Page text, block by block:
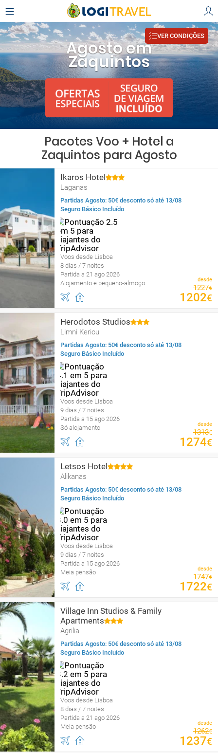
Agosto em
Zaquintos
VER CONDIÇÕES
Pacotes Voo + Hotel a
Zaquintos para Agosto
Ikaros Hotel
Laganas
Partidas Agosto: 50€ desconto só até 13/08
Seguro Básico Incluído
Voos desde Lisboa
8 dias / 7 noites
Partida a 21 ago 2026
Alojamento e pequeno-almoço
desde
1227€
1202€
Herodotos Studios
Limni Keriou
Partidas Agosto: 50€ desconto só até 13/08
Seguro Básico Incluído
Voos desde Lisboa
9 dias / 7 noites
Partida a 15 ago 2026
Só alojamento
desde
1313€
1274€
Letsos Hotel
Alikanas
Partidas Agosto: 50€ desconto só até 13/08
Seguro Básico Incluído
Voos desde Lisboa
9 dias / 7 noites
Partida a 15 ago 2026
Meia pensão
desde
1747€
1722€
Village Inn Studios & Family
Apartments
Agrilia
Partidas Agosto: 50€ desconto só até 13/08
Seguro Básico Incluído
Voos desde Lisboa
8 dias / 7 noites
Partida a 21 ago 2026
Meia pensão
desde
1262€
1237€